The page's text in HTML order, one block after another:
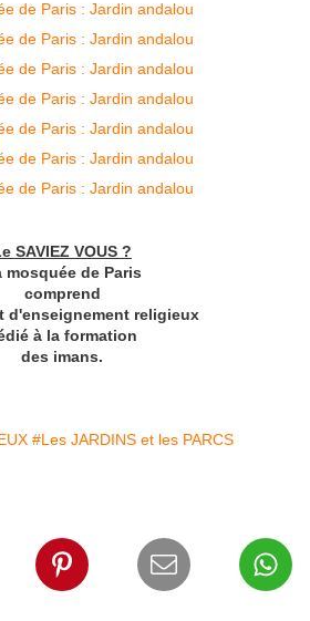
SAVIEZ VOUS ?
mosquée de Paris
comprend
d'enseignement religieux
à la formation
des imans.
#Les JARDINS et les PARCS